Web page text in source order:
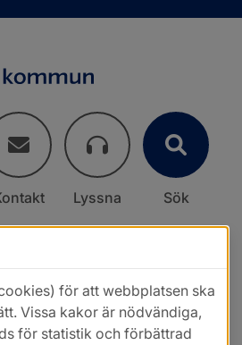
Lyssna Sök
för att webbplatsen ska
Vissa kakor är nödvändiga,
för statistik och förbättrad